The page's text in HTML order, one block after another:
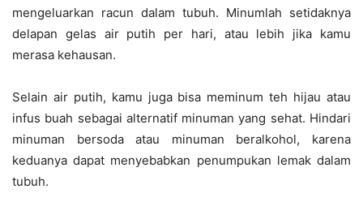
mengeluarkan racun dalam tubuh. Minumlah setidaknya
delapan gelas air putih per hari, atau lebih jika kamu
merasa kehausan.
Selain air putih, kamu juga bisa meminum teh hijau atau
infus buah sebagai alternatif minuman yang sehat. Hindari
minuman bersoda atau minuman beralkohol, karena
keduanya dapat menyebabkan penumpukan lemak dalam
tubuh.